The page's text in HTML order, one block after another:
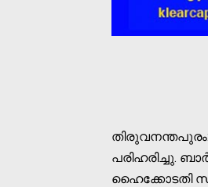
പരിഹരിച്ചു.
ഹൈക്കോടതി